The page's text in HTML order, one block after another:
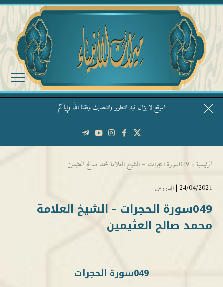
الموقع لا يزال قيد التطوير والتحديث وفقنا الله وإياكم
قال الشيخ ربيع وفقه الله: نحن ليس عندنا تقديس الأشخاص
الرئيسية » 049سورة الحجرات – الشيخ العلامة محمد صالح العثيمين
24/04/2021 | الدروس
049سورة الحجرات – الشيخ العلامة
محمد صالح العثيمين
049سورة الحجرات